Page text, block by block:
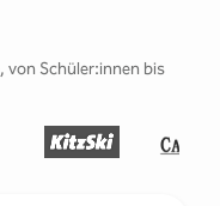
von Schüler:innen bis